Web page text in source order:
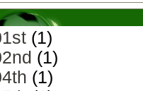
(1)
(1)
(1)